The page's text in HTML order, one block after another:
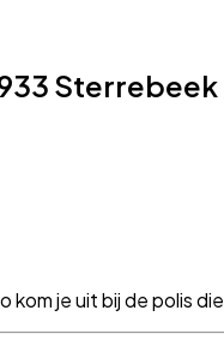
je uit bij de polis